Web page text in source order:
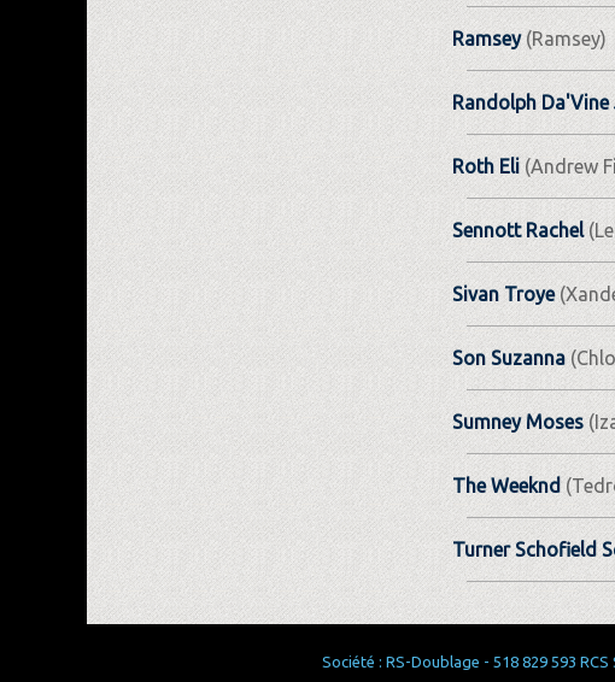
Ramsey (Ramsey)
Randolph Da'Vine
Roth Eli(Andrew
Sennott Rachel
Sivan Troye
Son Suzanna
Sumney Moses
The Weeknd
Turner Schofield
Société : RS-Doublage - 518 829 593